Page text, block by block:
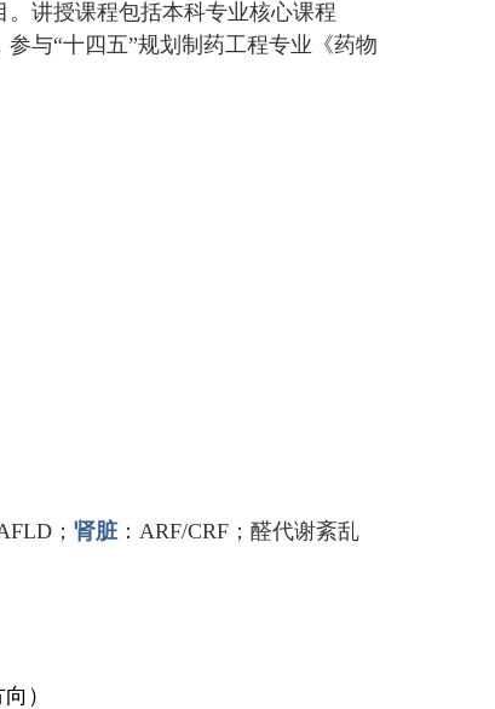
讲授课程包括本科专业核心课程
与“十四五”规划制药工程专业《药物
； 肾脏： ARF/CRF；醛代谢紊乱
）